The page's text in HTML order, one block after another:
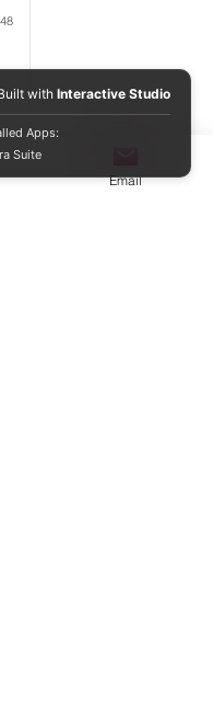
Email
withInteractive Studio
Apps:
Suite